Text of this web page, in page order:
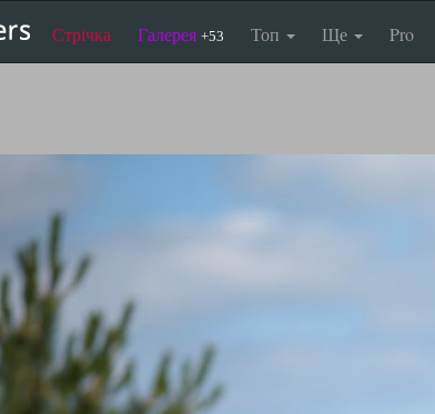
Стрічка Галерея +53 Топ Ще Pro